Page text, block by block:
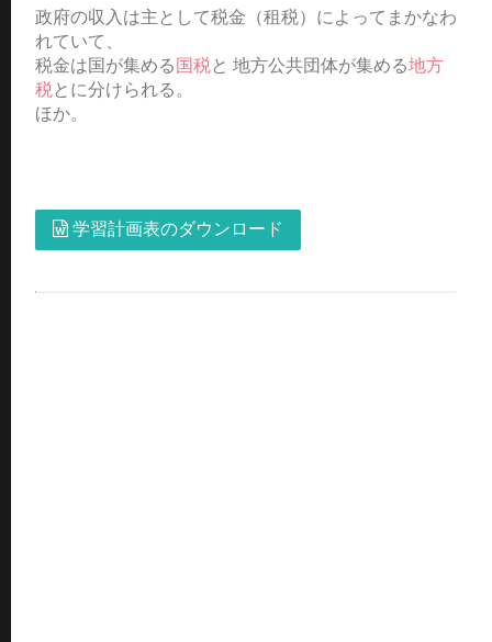
政府の収入は主として税金（租税）によってまかなわ
れていて、
税金は国が集める 国税と 地方公共団体が集める地方
税とに分けられる。
ほか。
学習計画表のダウンロード